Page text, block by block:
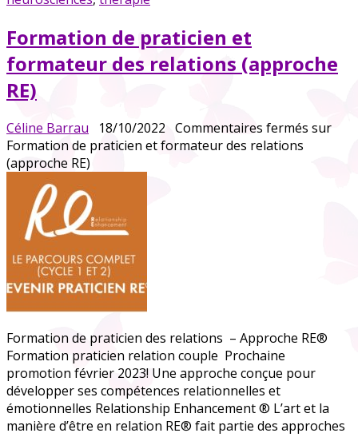
Formation de praticien et
formateur des relations (approche
RE)
Céline Barrau 18/10/2022 Commentaires fermés sur
Formation de praticien et formateur des relations
(approche RE)
Formation de praticien des relations – Approche RE®
Formation praticien relation couple Prochaine
promotion février 2023! Une approche conçue pour
développer ses compétences relationnelles et
émotionnelles Relationship Enhancement ® L’art et la
manière d’être en relation RE® fait partie des approches